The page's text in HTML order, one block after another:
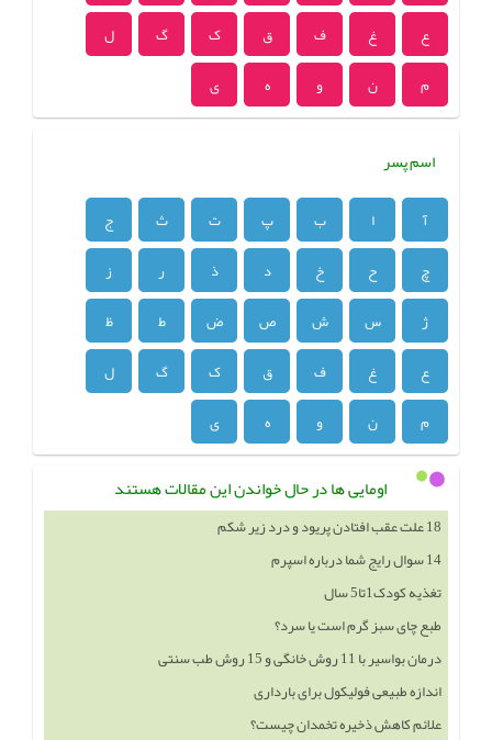
ع
غ ف ق ک گ
ل
م
ن و ه ی
اسم پسر
آ ا ب پ ت ث
ج
چ
ح خ د ذ ر
ز
ژ
س ش ص ض ط
ظ
ع
غ ف ق ک گ
ل
م
ن و ه ی
اومایی ها در حال خواندن این مقالات هستند
18 علت عقب افتادن پریود و درد زیر شکم
14 سوال رایج شما درباره اسپرم
تغذیه کودک1تا5 سال
طبع چای سبز گرم است یا سرد؟
درمان بواسیر با 11 روش خانگی و 15 روش طب سنتی
اندازه طبیعی فولیکول برای بارداری
علائم کاهش ذخیره تخمدان چیست؟